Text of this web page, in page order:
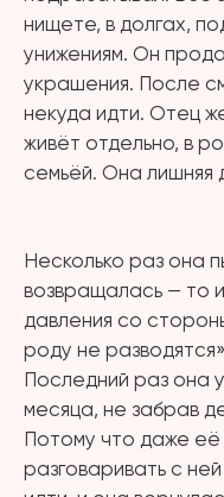
нищете, в долгах,
унижениям. Он
украшения. После
некуда идти. Отец
живёт отдельно, в
семьёй. Она лишняя
Несколько раз она
возвращалась — то
давления со
роду не
Последний раз она
месяца, не забрав
Потому что даже
разговаривать с